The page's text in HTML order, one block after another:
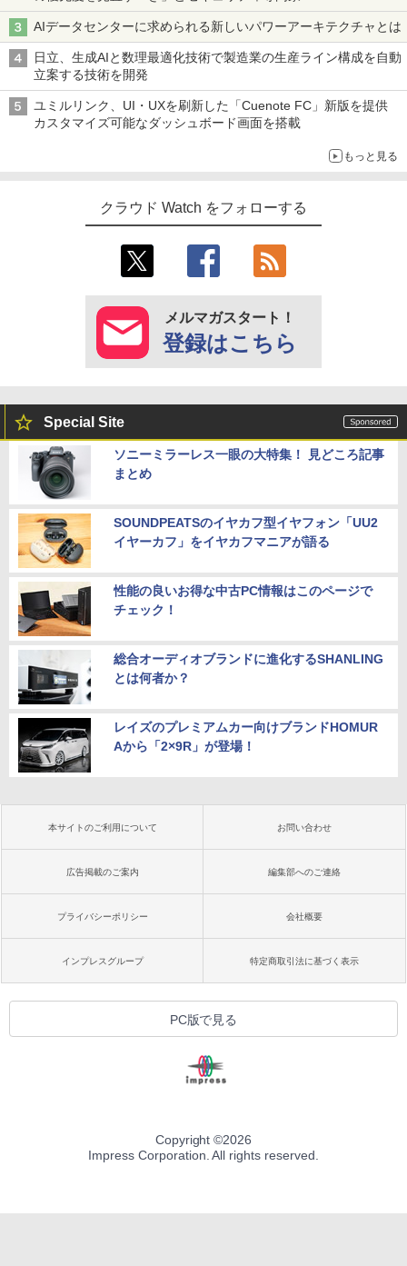
AIデータセンターに求められる新しいパワーアーキテクチャとは
日立、生成AIと数理最適化技術で製造業の生産ライン構成を自動
立案する技術を開発
ユミルリンク、UI・UXを刷新した「Cuenote FC」新版を提供
カスタマイズ可能なダッシュボード画面を搭載
もっと見る
クラウド Watch をフォローする
メルマガスタート！
登録はこちら
Special Site
ソニーミラーレス一眼の大特集！ 見どころ記事
まとめ
SOUNDPEATSのイヤカフ型イヤフォン「UU2
イヤーカフ」をイヤカフマニアが語る
性能の良いお得な中古PC情報はこのページで
チェック！
総合オーディオブランドに進化するSHANLING
とは何者か？
レイズのプレミアムカー向けブランドHOMUR
Aから「2×9R」が登場！
本サイトのご利用について お問い合わせ
広告掲載のご案内 編集部へのご連絡
プライバシーポリシー 会社概要
インプレスグループ 特定商取引法に基づく表示
PC版で見る
Copyright ©2026
Impress Corporation. All rights reserved.